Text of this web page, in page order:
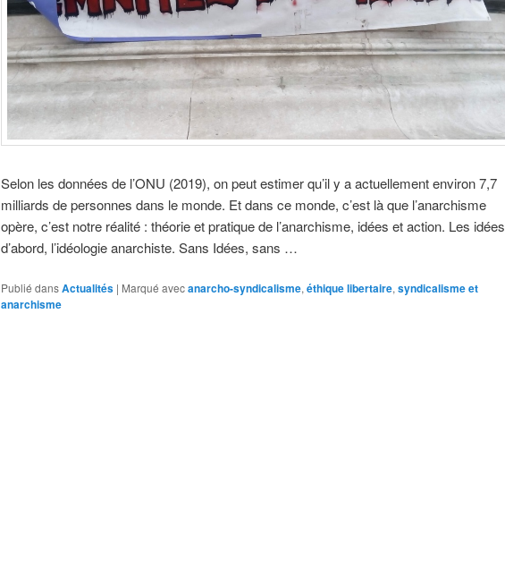
Selon les données de l’ONU (2019), on peut estimer qu’il y a actuellement environ 7,7
milliards de personnes dans le monde. Et dans ce monde, c’est là que l’anarchisme
opère, c’est notre réalité : théorie et pratique de l’anarchisme, idées et action. Les idées
d’abord, l’idéologie anarchiste. Sans Idées, sans …
Publié dansActualités | Marqué avecanarcho-syndicalisme, éthique libertaire, syndicalisme et
anarchisme